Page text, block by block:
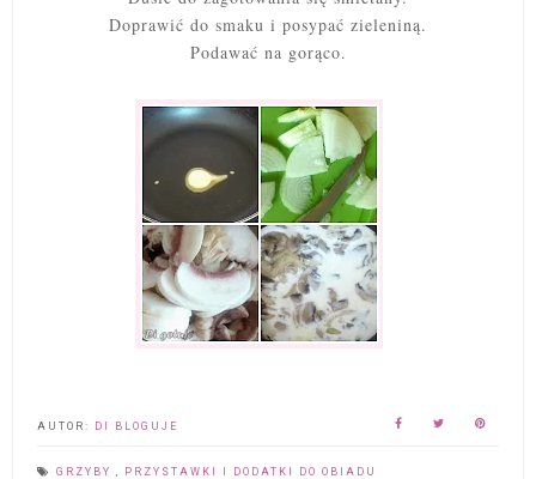
Doprawić do smaku i posypać zieleniną.
Podawać na gorąco.
AUTOR: DI BLOGUJE
GRZYBY PRZYSTAWKI I DODATKI DO OBIADU